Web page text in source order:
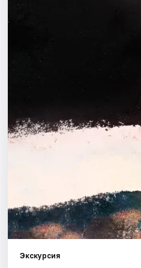
События
Площадки
Рейтинги
Экскурсия